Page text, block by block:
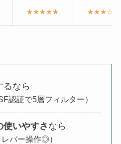
★★★★★ ★★★☆☆
るなら
認証で5層フィルター）
使いやすさ なら
バー操作◎）